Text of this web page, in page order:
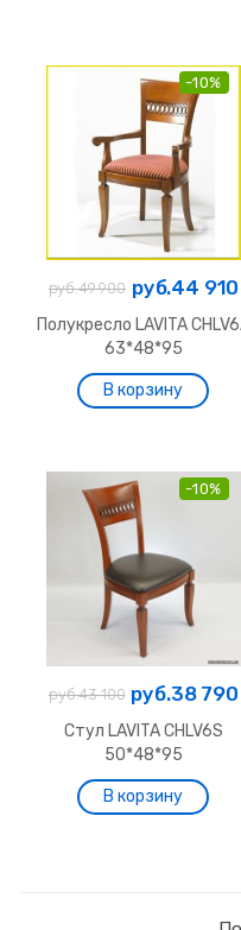
-10%
руб.49 900 руб.44 910
Полукресло LAVITA
63*48*95
-10%
руб.43 100 руб.38 790
Стул LAVITA CHLV6S
50*48*95